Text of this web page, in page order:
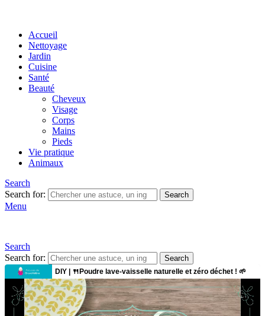
Accueil
Nettoyage
Jardin
Cuisine
Santé
Beauté
Cheveux
Visage
Corps
Mains
Pieds
Vie pratique
Animaux
Search
Search for:
Search
Menu
Search
Search for:
Search